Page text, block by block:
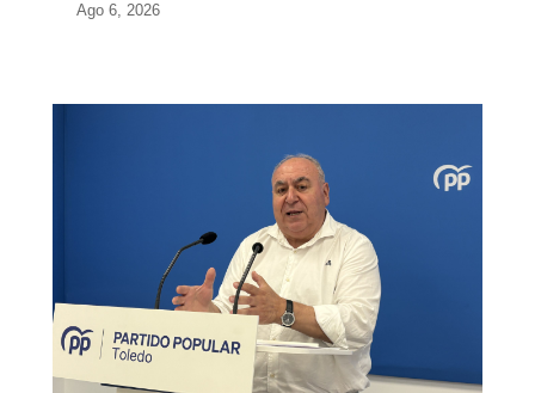
Ago 6, 2026